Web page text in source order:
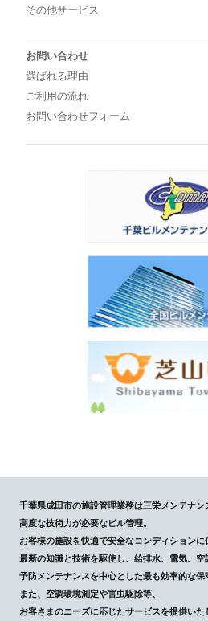
その他サービス
お問い合わせ
選ばれる理由
ご利用の流れ
お問い合わせフォーム
千葉県成田市の施設管理業務は三栄メンテナン
高度な技術力が必要なビル管理。
お客様の施設を快適で安全なコンディションに
最新の知識と技術を駆使し、給排水、電気、空
予防メンテナンスを中心とした最も効率的な保
また、空調環境測定や害虫駆除等、
お客さまのニーズに応じたサービスを提供いた